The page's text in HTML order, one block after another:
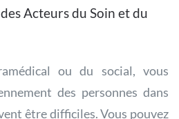
Acteurs du Soin et du
ou du social, vous
des personnes dans
être difficiles. Vous pouvez